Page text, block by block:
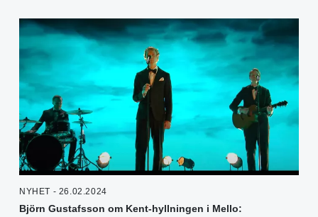
NYHET - 26.02.2024
Björn Gustafsson om Kent-hyllningen i Mello: